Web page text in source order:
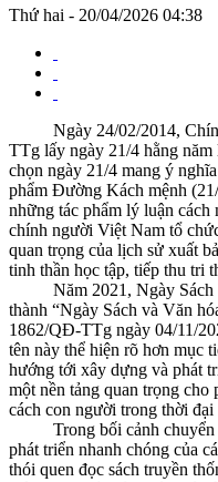
Thứ hai - 20/04/2026 04:38
Ngày 24/02/2014, Chính
TTg lấy ngày 21/4 hằng
chọn ngày 21/4 mang ý
phẩm Đường Kách mệnh
những tác phẩm lý luận cách
chính người Việt Nam tổ
quan trọng của lịch sử xuất
tinh thần học tập, tiếp thu tri
Năm 2021, Ngày Sách
thành “Ngày Sách và Văn
1862/QĐ-TTg ngày 04/11/
tên này thể hiện rõ hơn mục
hướng tới xây dựng và phát
một nền tảng quan trọng
cách con người trong thời đại
Trong bối cảnh chuyển
phát triển nhanh chóng của
thói quen đọc sách truyền